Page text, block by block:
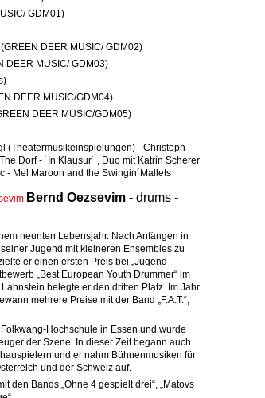
GDM01)
DEER MUSIC/ GDM02)
DEER MUSIC/ GDM03)
DEER MUSIC/GDM04)
DEER MUSIC/GDM05)
(Theatermusikeinspielungen) - Christoph
Dorf - ´In Klausur´ , Duo mit Katrin Scherer
- Mel Maroon and the Swingin´Mallets
Bernd Oezsevim - drums -
neunten Lebensjahr. Nach Anfängen in
Jugend mit kleineren Ensembles zu
er einen ersten Preis bei „Jugend
„Best European Youth Drummer“ im
belegte er den dritten Platz. Im Jahr
mehrere Preise mit der Band „F.A.T.“,
Hochschule in Essen und wurde
der Szene. In dieser Zeit begann auch
und er nahm Bühnenmusiken für
und der Schweiz auf.
den Bands „Ohne 4 gespielt drei“, „Matovs